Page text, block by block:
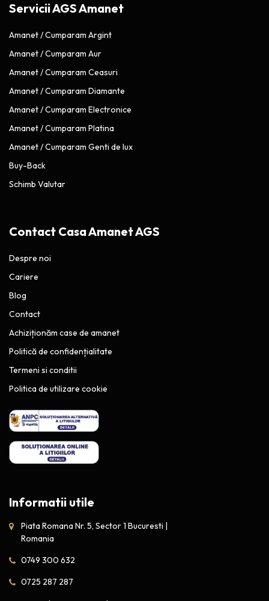
Servicii AGS Amanet
Amanet / Cumparam Argint
Amanet / Cumparam Aur
Amanet / Cumparam Ceasuri
Amanet / Cumparam Diamante
Amanet / Cumparam Electronice
Amanet / Cumparam Platina
Amanet / Cumparam Genti de lux
Buy-Back
Schimb Valutar
Contact Casa Amanet AGS
Despre noi
Cariere
Blog
Contact
Achiziționăm case de amanet
Politică de confidențialitate
Termeni si conditii
Politica de utilizare cookie
Informatii utile
Piata Romana Nr. 5, Sector 1 Bucuresti |
Romania
0749 300 632
0725 287 287